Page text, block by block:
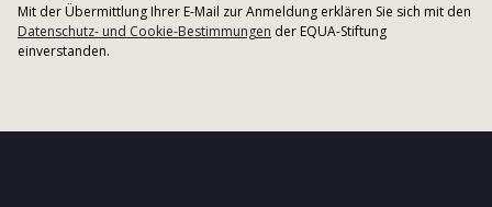
Mit der Übermittlung Ihrer E-Mail zur Anmeldung erklären Sie sich mit den
Datenschutz- und Cookie-Bestimmungen der EQUA-Stiftung
einverstanden.